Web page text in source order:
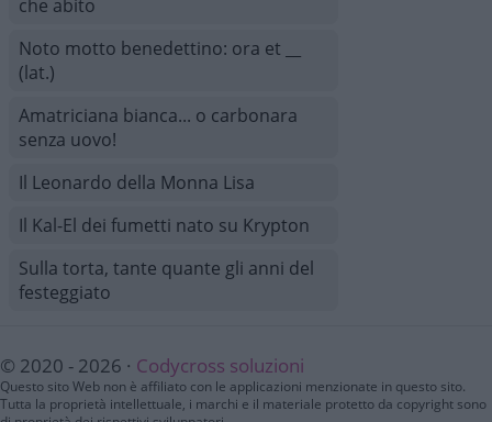
che abito
Noto motto benedettino: ora et __
(lat.)
Amatriciana bianca... o carbonara
senza uovo!
Il Leonardo della Monna Lisa
Il Kal-El dei fumetti nato su Krypton
Sulla torta, tante quante gli anni del
festeggiato
© 2020 - 2026 · Codycross soluzioni
Questo sito Web non è affiliato con le applicazioni menzionate in questo sito.
Tutta la proprietà intellettuale, i marchi e il materiale protetto da copyright sono